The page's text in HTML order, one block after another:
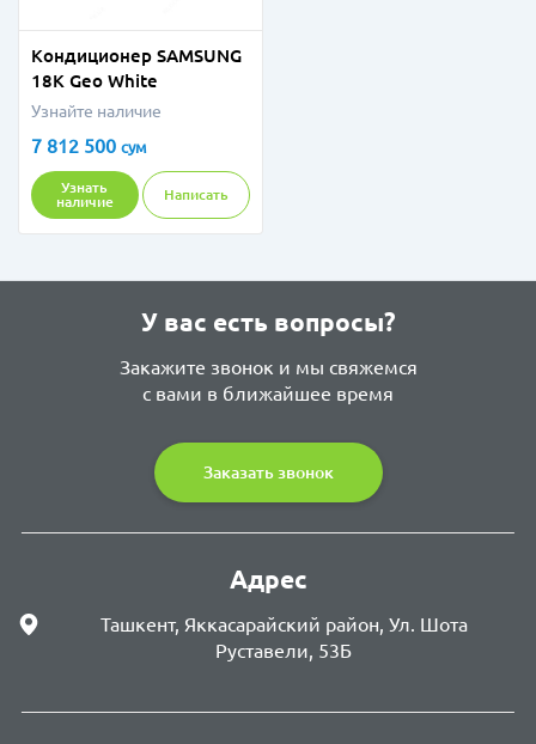
Кондиционер SAMSUNG
18K Geo White
Узнайте наличие
7 812 500 сум
Узнать
наличие
Написать
У вас есть вопросы?
Закажите звонок и мы свяжемся
с вами в ближайшее время
Заказать звонок
Адрес
Ташкент, Яккасарайский район, Ул. Шота
Руставели, 53Б